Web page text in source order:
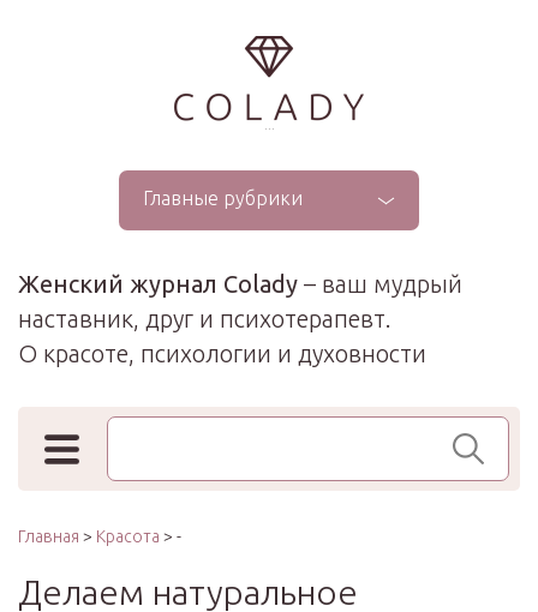
...
Главные рубрики
Женский журнал Colady – ваш мудрый
наставник, друг и психотерапевт.
О красоте, психологии и духовности
Поиск по сайту
Главная > Красота > -
Делаем натуральное